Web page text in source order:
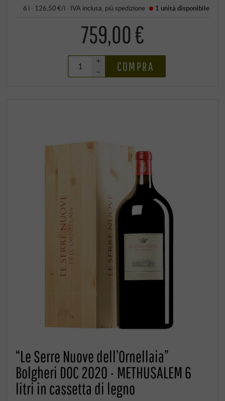
6 l · 126,50 €/l · IVA inclusa , piùspedizione 1 unità disponibile
759,00 €
+
–
COMPRA
“Le Serre Nuove dell’Ornellaia”
Bolgheri DOC 2020 · METHUSALEM 6
litri in cassetta di legno